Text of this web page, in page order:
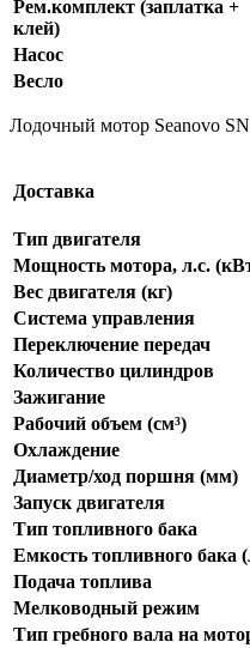
Рем.комплект (заплатка +
клей)
Насос
Весло
Лодочный мотор Seanovo
Доставка
Тип двигателя
Мощность мотора, л.с.
Вес двигателя (кг)
Система управления
Переключение передач
Количество цилиндров
Зажигание
Рабочий объем (см³)
Охлаждение
Диаметр/ход поршня (мм)
Запуск двигателя
Тип топливного бака
Емкость топливного бака
Подача топлива
Мелководный режим
Тип гребного вала на